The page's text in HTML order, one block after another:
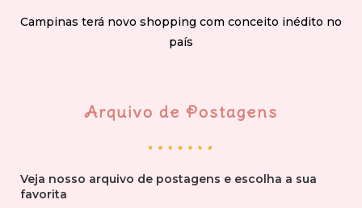
Campinas terá novo shopping com conceito inédito no
país
Arquivo de Postagens
Veja nosso arquivo de postagens e escolha a sua
favorita